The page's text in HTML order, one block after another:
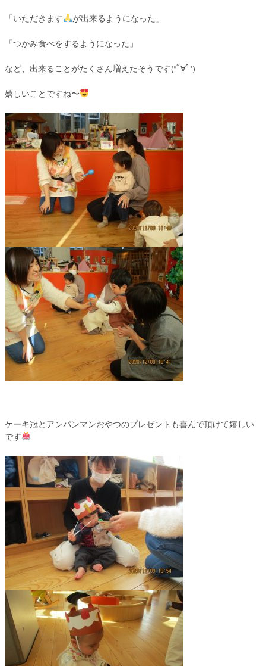
「いただきます が出来るようになった」
「つかみ食べをするようになった」
など、出来ることがたくさん増えたそうです(*ﾟ∀ﾟ*)
嬉しいことですね〜
ケーキ冠とアンパンマンおやつのプレゼントも喜んで頂けて嬉しい
です